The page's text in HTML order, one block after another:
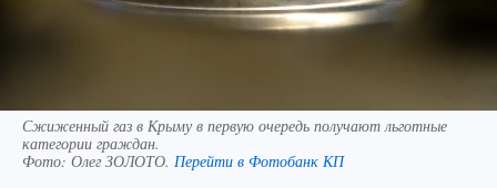
Сжиженный газ в Крыму в первую очередь получают льготные
категории граждан.
Фото: Олег ЗОЛОТО. Перейти в Фотобанк КП